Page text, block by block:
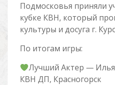
Подмосковья приняли
кубке КВН, который
культуры и досуга г.
По итогам игры:
Лучший Актер —
КВН ДП, Красногорск